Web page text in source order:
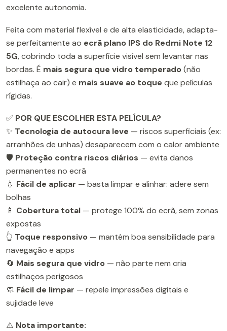
excelente autonomia.
Feita com material flexível e de alta elasticidade, adapta-
se perfeitamente ao ecrã plano IPS do Redmi Note 12
5G, cobrindo toda a superfície visível sem levantar nas
bordas. É mais segura que vidro temperado(não
estilhaça ao cair) e mais suave ao toque que películas
rígidas.
✅ POR QUE ESCOLHER ESTA PELÍCULA?
✨ Tecnologia de autocura leve — riscos superficiais (ex:
arranhões de unhas) desaparecem com o calor ambiente
🛡️ Proteção contra riscos diários — evita danos
permanentes no ecrã
💧 Fácil de aplicar — basta limpar e alinhar: adere sem
bolhas
📱 Cobertura total — protege 100% do ecrã, sem zonas
expostas
👆 Toque responsivo — mantém boa sensibilidade para
navegação e apps
🔄 Mais segura que vidro — não parte nem cria
estilhaços perigosos
🧼 Fácil de limpar — repele impressões digitais e
sujidade leve
⚠️ Nota importante: